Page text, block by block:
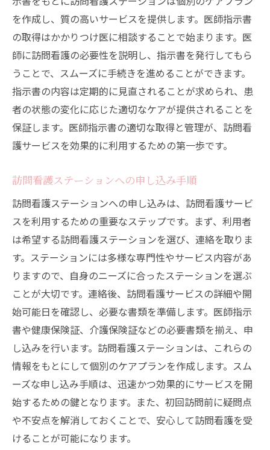
を作成し、質の高いサービスを提供します。医師指示書
の取得はかかりつけ医に相談することで始まります。医
師に訪問看護の必要性を説明し、指示書を発行してもら
うことで、スムーズに手続きを進めることができます。
指示書の内容は定期的に見直されることが求められ、患
者の状態の変化に応じた適切なケアが提供されることを
保証します。医師指示書の適切な取得と管理が、訪問看
護サービスを効果的に利用するための第一歩です。
訪問看護ステーションへの申し込み手順
訪問看護ステーションへの申し込みは、訪問看護サービ
スを利用するための重要なステップです。まず、利用者
は希望する訪問看護ステーションを選び、連絡を取りま
す。ステーションには多様な専門性やサービス内容があ
りますので、自身のニーズに合ったステーションを選ぶ
ことが大切です。連絡後、訪問看護サービスの詳細や開
始可能日を確認し、必要な書類を準備します。医師指示
書や健康保険証、介護保険証などの必要書類を揃え、申
し込みを行います。訪問看護ステーションは、これらの
情報をもとにして個別のケアプランを作成します。スム
ーズな申し込み手順は、迅速かつ効果的にサービスを開
始するための鍵となります。また、初回訪問前に疑問点
や不安点を解消しておくことで、安心して訪問看護を受
けることが可能になります。